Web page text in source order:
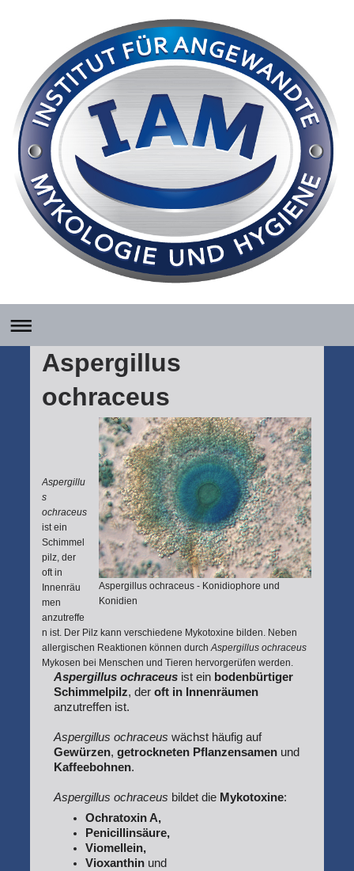
Aspergillus
ochraceus
Aspergillus ochraceus - Konidiophore und
Konidien
Aspergillu
s
ochraceus
ist ein
Schimmel
pilz, der
oft in
Innenräu
men
anzutreffe
n ist. Der Pilz kann verschiedene Mykotoxine bilden. Neben
allergischen Reaktionen können durchAspergillus ochraceus
Mykosen bei Menschen und Tieren hervorgerüfen werden.
Aspergillus ochraceus ist ein bodenbürtiger
Schimmelpilz, der oft in Innenräumen
anzutreffen ist.
Aspergillus ochraceus wächst häufig auf
Gewürzen, getrockneten Pflanzensamen und
Kaffeebohnen.
Aspergillus ochraceus bildet die Mykotoxine:
Ochratoxin A,
Penicillinsäure,
Viomellein,
Vioxanthin und